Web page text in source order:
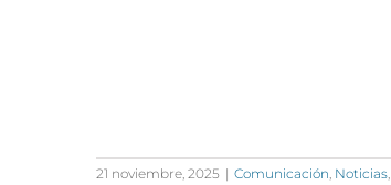
21 noviembre, 2025 | Comunicación, Noticias,